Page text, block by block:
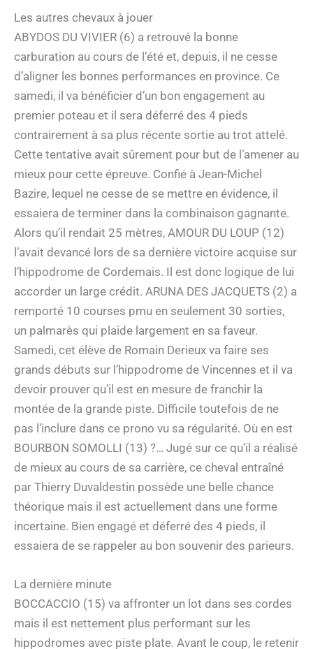
Les autres chevaux à jouer
ABYDOS DU VIVIER (6) a retrouvé la bonne
carburation au cours de l’été et, depuis, il ne cesse
d’aligner les bonnes performances en province. Ce
samedi, il va bénéficier d’un bon engagement au
premier poteau et il sera déferré des 4 pieds
contrairement à sa plus récente sortie au trot attelé.
Cette tentative avait sûrement pour but de l’amener au
mieux pour cette épreuve. Confié à Jean-Michel
Bazire, lequel ne cesse de se mettre en évidence, il
essaiera de terminer dans la combinaison gagnante.
Alors qu’il rendait 25 mètres, AMOUR DU LOUP (12)
l’avait devancé lors de sa dernière victoire acquise sur
l’hippodrome de Cordemais. Il est donc logique de lui
accorder un large crédit. ARUNA DES JACQUETS (2) a
remporté 10 courses pmu en seulement 30 sorties,
un palmarès qui plaide largement en sa faveur.
Samedi, cet élève de Romain Derieux va faire ses
grands débuts sur l’hippodrome de Vincennes et il va
devoir prouver qu’il est en mesure de franchir la
montée de la grande piste. Difficile toutefois de ne
pas l’inclure dans ce prono vu sa régularité. Où en est
BOURBON SOMOLLI (13) ?… Jugé sur ce qu’il a réalisé
de mieux au cours de sa carrière, ce cheval entraîné
par Thierry Duvaldestin possède une belle chance
théorique mais il est actuellement dans une forme
incertaine. Bien engagé et déferré des 4 pieds, il
essaiera de se rappeler au bon souvenir des parieurs.
La dernière minute
BOCCACCIO (15) va affronter un lot dans ses cordes
mais il est nettement plus performant sur les
hippodromes avec piste plate. Avant le coup, le retenir